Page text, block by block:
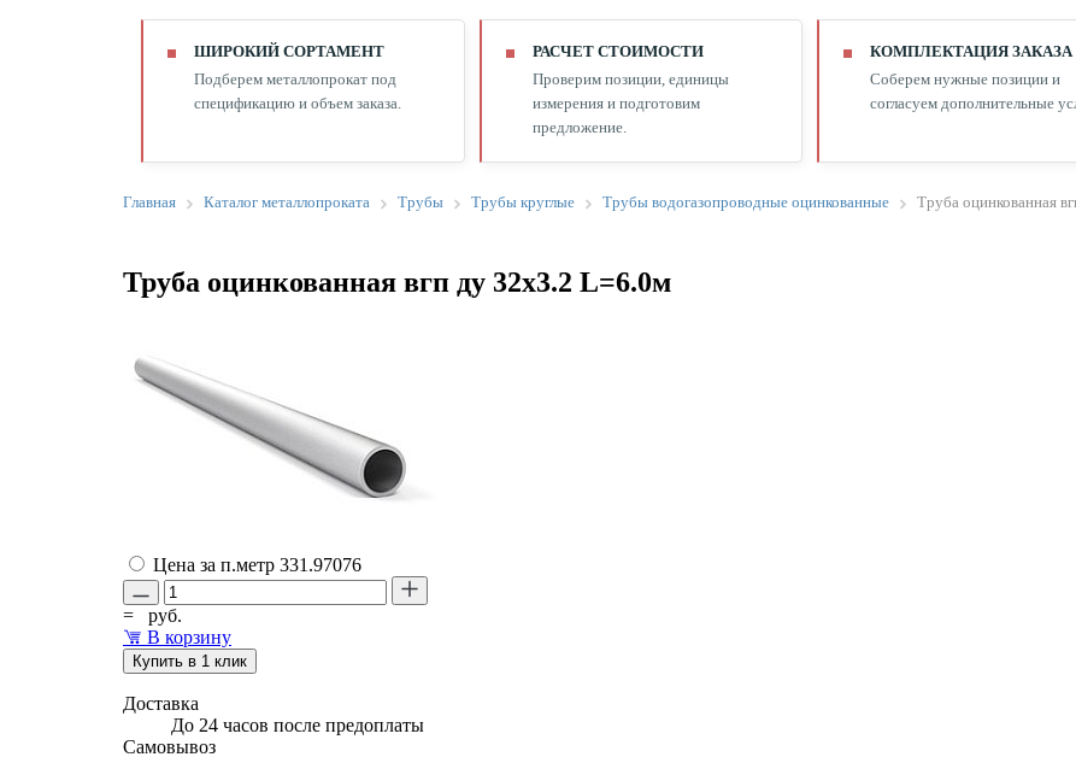
ШИРОКИЙ СОРТАМЕНТ
Подберем металлопрокат под
спецификацию и объем заказа.
РАСЧЕТ СТОИМОСТИ
Проверим позиции, единицы
измерения и подготовим
предложение.
КОМПЛЕКТАЦИЯ ЗАКАЗА
Соберем нужные позиции и
согласуем дополнительные
Главная Каталог металлопроката Трубы Трубы круглые Трубы водогазопроводные оцинкованные Труба оцинкованная
Труба оцинкованная вгп ду 32х3.2 L=6.0м
Цена за п.метр 331.97076
=
руб.
В корзину
Купить в 1 клик
Доставка
До 24 часов после предоплаты
Самовывоз